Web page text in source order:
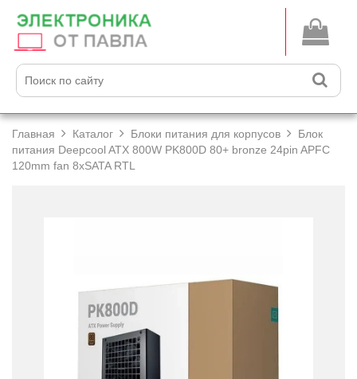
Главная Каталог Блоки питания для корпусов
Блок
питания Deepcool ATX 800W PK800D 80+­ bronze 24pin APFC
120mm fan 8xSATA RTL